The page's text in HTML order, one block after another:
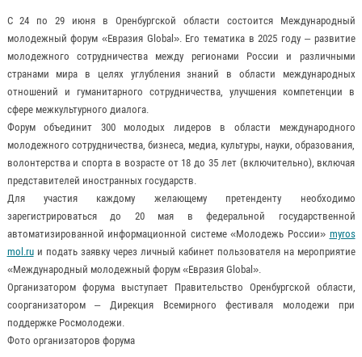
С 24 по 29 июня в Оренбургской области состоится Международный
молодежный форум «Евразия Global». Его тематика в 2025 году – развитие
молодежного сотрудничества между регионами России и различными
странами мира в целях углубления знаний в области международных
отношений и гуманитарного сотрудничества, улучшения компетенции в
сфере межкультурного диалога.
Форум объединит 300 молодых лидеров в области международного
молодежного сотрудничества, бизнеса, медиа, культуры, науки, образования,
волонтерства и спорта в возрасте от 18 до 35 лет (включительно), включая
представителей иностранных государств.
Для участия каждому желающему претенденту необходимо
зарегистрироваться до 20 мая в федеральной государственной
автоматизированной информационной системе «Молодежь России» myros
mol.ruи подать заявку через личный кабинет пользователя на мероприятие
«Международный молодежный форум «Евразия Global».
Организатором форума выступает Правительство Оренбургской области,
соорганизатором – Дирекция Всемирного фестиваля молодежи при
поддержке Росмолодежи.
Фото организаторов форума